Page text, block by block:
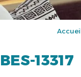
BES-13317